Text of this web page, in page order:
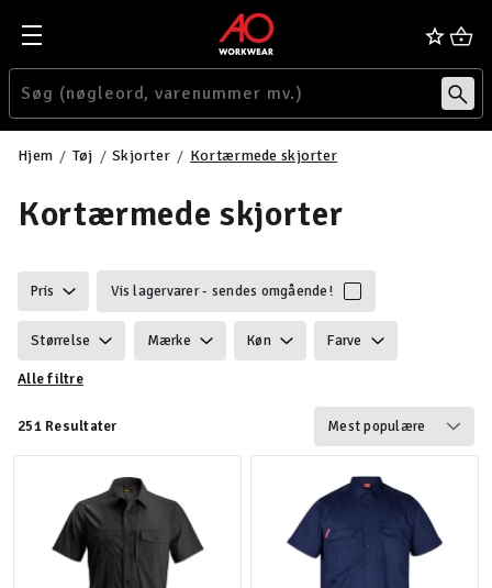
Hjem Tøj Skjorter Kortærmede skjorter
Kortærmede skjorter
Pris Vis lagervarer - sendes omgående!
Størrelse Mærke Køn Farve
Ansvarlighed
Alle filtre
251 Resultater